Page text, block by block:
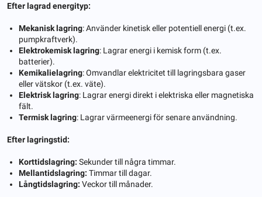
Efter lagrad energityp:
Mekanisk lagring: Använder kinetisk eller potentiell energi (t.ex.
pumpkraftverk).
Elektrokemisk lagring: Lagrar energi i kemisk form (t.ex.
batterier).
Kemikalielagring: Omvandlar elektricitet till lagringsbara gaser
eller vätskor (t.ex. väte).
Elektrisk lagring: Lagrar energi direkt i elektriska eller magnetiska
fält.
Termisk lagring: Lagrar värmeenergi för senare användning.
Efter lagringstid:
Korttidslagring: Sekunder till några timmar.
Mellantidslagring: Timmar till dagar.
Långtidslagring: Veckor till månader.